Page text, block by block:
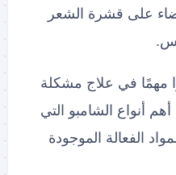
على قشرة الشعر
مهمًا في علاج مشكلة
أنواع الشامبو التي
الفعالة الموجودة